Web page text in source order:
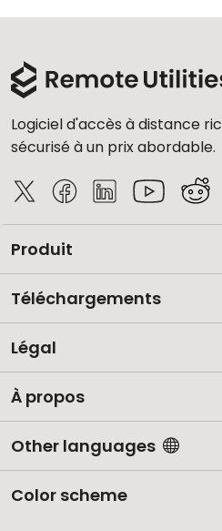
Logiciel d'accès à distance
sécurisé à un prix abordable.
Produit
Téléchargements
Légal
À propos
Other languages
Color scheme
Cloud et sur site